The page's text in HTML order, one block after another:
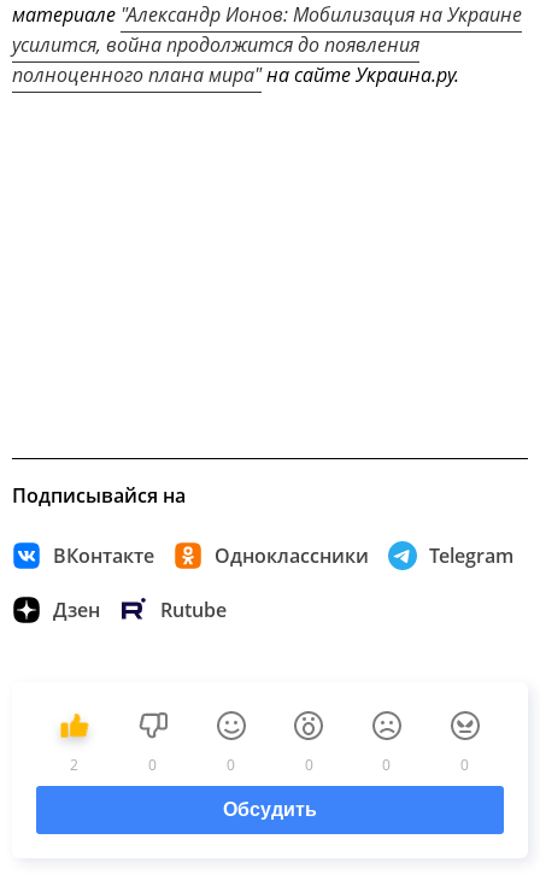
материале "Александр Ионов: Мобилизация на Украине
усилится, война продолжится до появления
полноценного плана мира"на сайте Украина.ру.
Подписывайся на
ВКонтакте Одноклассники Telegram
Дзен Rutube
2 0 0 0 0 0
Обсудить